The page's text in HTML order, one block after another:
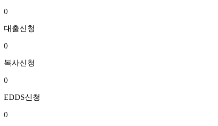
0
대출신청
0
복사신청
0
EDDS신청
0